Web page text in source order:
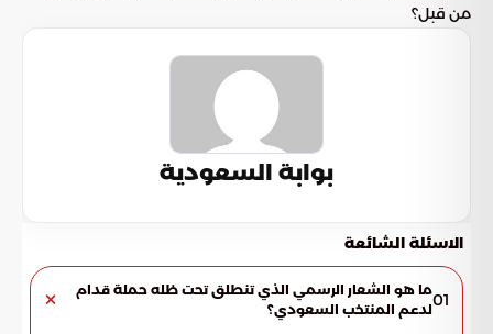
من قبل؟
بوابة السعودية
الاسئلة الشائعة
01ما هو الشعار الرسمي الذي تنطلق تحت ظله حملة قدام
لدعم المنتخب السعودي؟